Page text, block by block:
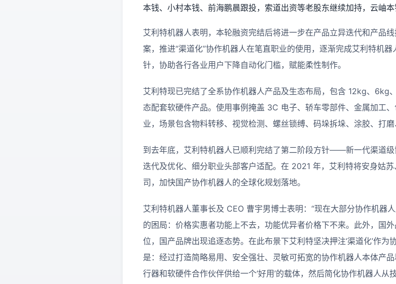
本钱、小村本钱、前海鹏晨跟投，索道出资等老股东继续加持，云岫本
艾利特机器人表明，本轮融资完结后将进一步在产品立异迭代和产品
案，推进“渠道化”协作机器人在笔直职业的使用，逐渐完成艾利特机
针，协助各行各业用户下降自动化门槛，赋能柔性制作。
艾利特现已完结了全系协作机器人产品及生态布局，包含 12kg、6kg
态配套软硬件产品。使用事例掩盖 3C 电子、轿车零部件、金属加工
业，场景包含物料转移、视觉检测、螺丝锁缚、码垛拆垛、涂胶、打磨
到去年底，艾利特机器人已顺利完结了第二阶段方针——新一代渠道
迭代及优化、细分职业头部客户适配。在 2021 年，艾利特将安身姑
司，加快国产协作机器人的全球化规划落地。
艾利特机器人董事长及 CEO 曹宇男博士表明：“现在大部分协作机器
的困局：价格实惠者功能上不去，功能优异者价格下不来。此外，国
位，国产品牌出现追逐态势。在此布景下艾利特坚决押注‘渠道化’作
是：经过打造简略易用、安全强壮、灵敏可拓宽的协作机器人本体产
行器和软硬件合作伙伴供给一个‘好用’的载体，然后简化协作机器人从